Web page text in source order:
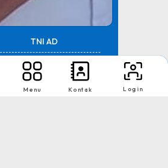
TNI AD
Tingkat : Provinsi Riau
Menu Kontak Login